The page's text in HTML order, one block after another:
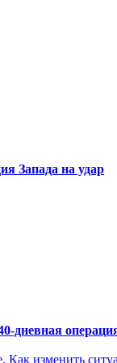
Запада на удар
дневная
Как изменить